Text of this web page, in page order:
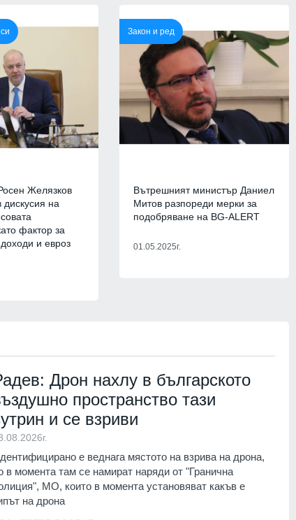
Желязков
дискусия на
фактор за
и евроз
Закон и ред
Вътрешният министър Даниел
Митов разпореди мерки за
подобряване на BG-ALERT
01.05.2025г.
Дрон нахлу в българското
пространство тази
и се взриви
е веднага мястото на взрива на дрона,
в момента там се намират наряди от "Гранична
МО, които в момента установяват какъв е
на дрона
07.08.2026г.
могила
07.08.2026г.
-
07.08.2026г.
Рейтингът на Володимир
Зеленски бележи спад след
протестите в Украйна - едва 18 %
му имат пълно доверие
РУСИЯ И УКРАЙНА
Жълт и оранжев код за високи
температури - максималните до
Доналд Тръмп: Ракетите Patriot
са ни необходими и на нас
СВЕТЪТ
унищожаване на
севернокорейски ракетни
установки